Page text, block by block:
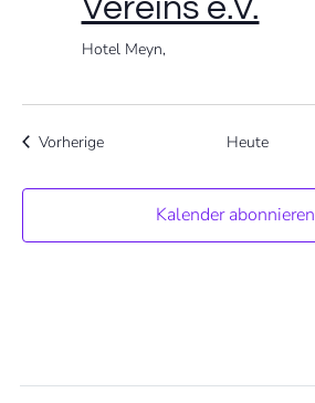
Vereins e.V.
Hotel Meyn,
VorherigeVeranstaltungen Heute
Kalender abonnieren